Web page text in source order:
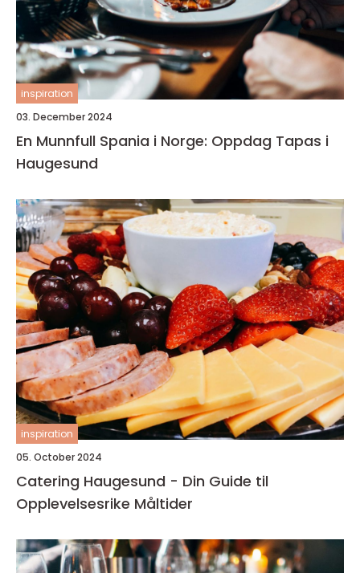
inspiration
03. December 2024
En Munnfull Spania i Norge: Oppdag Tapas i
Haugesund
inspiration
05. October 2024
Catering Haugesund - Din Guide til
Opplevelsesrike Måltider